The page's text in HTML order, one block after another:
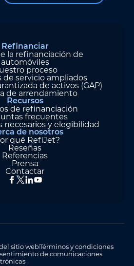
Refinanciar
la refinanciación de
automóviles
proceso
de servicio ampliados
de activos (GAP)
de arrendamiento
Recursos
de refinanciación
frecuentes
necesarios y elegibilidad
de nosotros
qué RefiJet?
Reseñas
Referencias
Prensa
Contactar
sitio webTérminos y condiciones
de comunicaciones